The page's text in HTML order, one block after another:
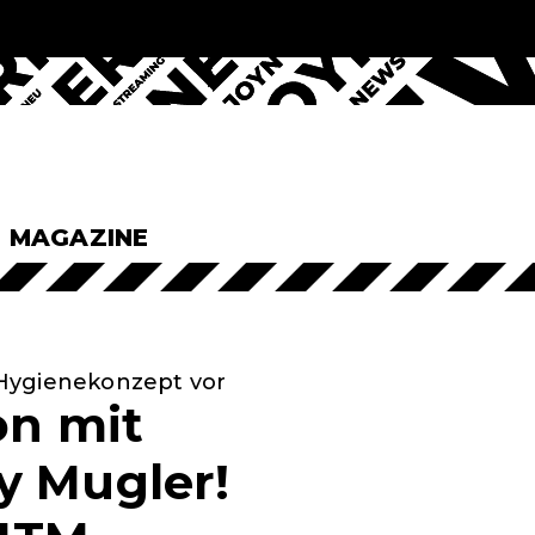
MAGAZINE
vor
mit
Mugler!